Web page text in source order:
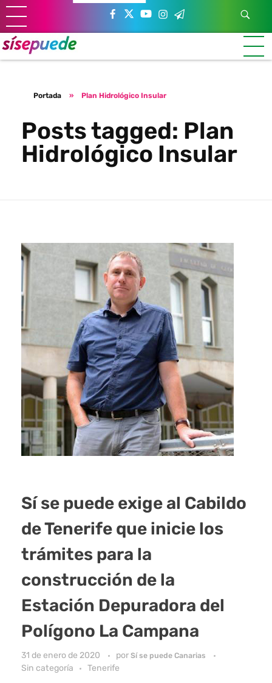
Sí se puede Canarias
Únete al movimiento ecosocialista
Portada » Plan Hidrológico Insular
Posts tagged: Plan
Hidrológico Insular
Sí se puede exige al Cabildo
de Tenerife que inicie los
trámites para la
construcción de la
Estación Depuradora del
Polígono La Campana
31 de enero de 2020 por Sí se puede Canarias
Sin categoría Tenerife